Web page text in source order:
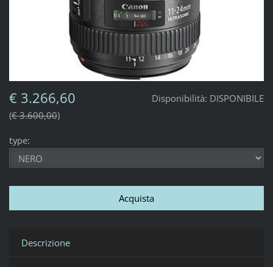
Disponibilità: DISPONIBILE
€ 3.266,60
€ 3.600,00
type:
Descrizione